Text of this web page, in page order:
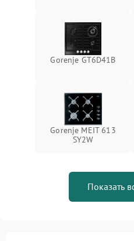
Gorenje GT6D41B
Gorenje MEIT 613
SY2W
Показать